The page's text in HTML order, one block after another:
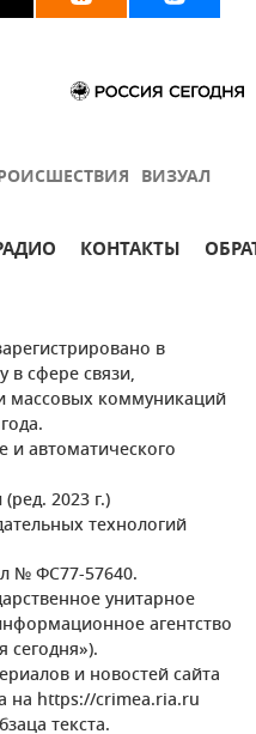
ВИЗУАЛ
КОНТАКТЫ
в
в сфере связи,
массовых коммуникаций
и автоматического
2023 г.)
технологий
№ ФС77-57640.
унитарное
агентство
и новостей сайта
на https://crimea.ria.ru
текста.